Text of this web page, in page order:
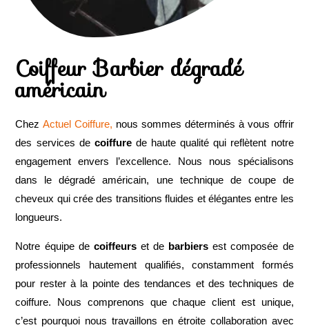
Coiffeur Barbier dégradé
américain
Chez Actuel Coiffure, nous sommes déterminés à vous offrir
des services de coiffurede haute qualité qui reflètent notre
engagement envers l’excellence. Nous nous spécialisons
dans le dégradé américain, une technique de coupe de
cheveux qui crée des transitions fluides et élégantes entre les
longueurs.
Notre équipe de coiffeurset de barbiers est composée de
professionnels hautement qualifiés, constamment formés
pour rester à la pointe des tendances et des techniques de
coiffure. Nous comprenons que chaque client est unique,
c’est pourquoi nous travaillons en étroite collaboration avec